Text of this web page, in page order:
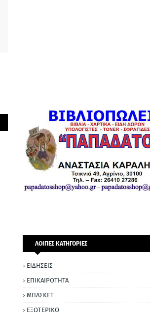
ΛΟΙΠΕΣ ΚΑΤΗΓΟΡΙΕΣ
ΕΙΔΗΣΕΙΣ
ΕΠΙΚΑΙΡΟΤΗΤΑ
ΜΠΑΣΚΕΤ
ΕΞΩΤΕΡΙΚΟ